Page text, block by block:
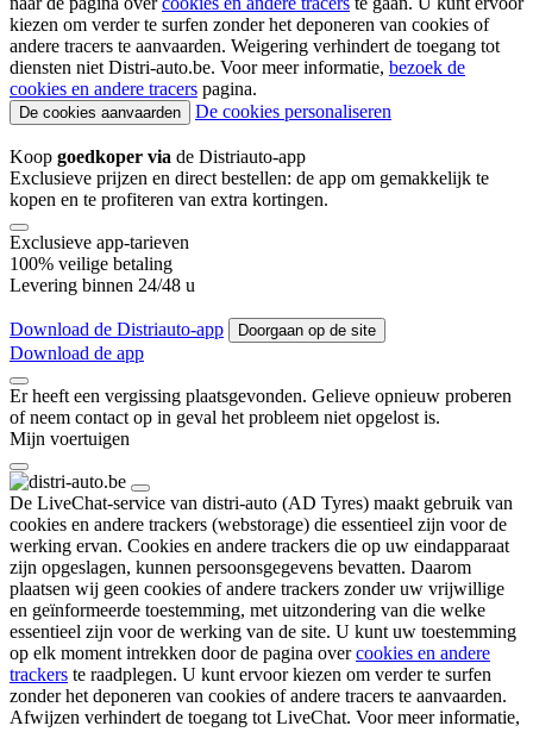
kiezen om verder te surfen zonder het deponeren van cookies of
andere tracers te aanvaarden. Weigering verhindert de toegang tot
diensten niet Distri-auto.be. Voor meer informatie, bezoek de
cookies en andere tracers pagina.
De cookies aanvaarden De cookies personaliseren
Koop goedkoper via de Distriauto-app
Exclusieve prijzen en direct bestellen: de app om gemakkelijk te
kopen en te profiteren van extra kortingen.
Exclusieve app-tarieven
100% veilige betaling
Levering binnen 24/48 u
Download de Distriauto-app Doorgaan op de site
Download de app
Er heeft een vergissing plaatsgevonden. Gelieve opnieuw proberen
of neem contact op in geval het probleem niet opgelost is.
Mijn voertuigen
De LiveChat-service van distri-auto (AD Tyres) maakt gebruik van
cookies en andere trackers (webstorage) die essentieel zijn voor de
werking ervan. Cookies en andere trackers die op uw eindapparaat
zijn opgeslagen, kunnen persoonsgegevens bevatten. Daarom
plaatsen wij geen cookies of andere trackers zonder uw vrijwillige
en geïnformeerde toestemming, met uitzondering van die welke
essentieel zijn voor de werking van de site. U kunt uw toestemming
op elk moment intrekken door de pagina overcookies en andere
trackers te raadplegen. U kunt ervoor kiezen om verder te surfen
zonder het deponeren van cookies of andere tracers te aanvaarden.
Afwijzen verhindert de toegang tot LiveChat. Voor meer informatie,